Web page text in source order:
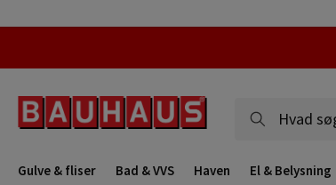
Gulve & fliser Bad & VVS Haven El & Belysning